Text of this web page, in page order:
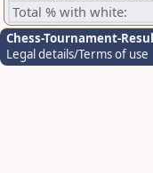
Total % with white:
Chess-Tournament-
Legal details/Terms of use